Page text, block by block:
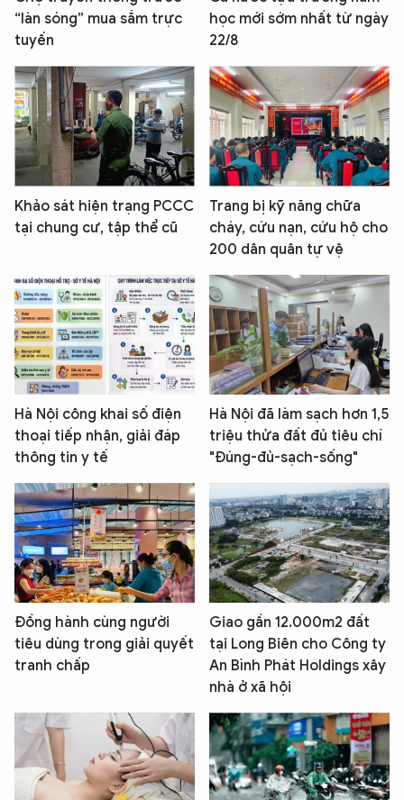
“làn sóng” mua sắm trực
tuyến
học mới sớm nhất từ ngày
22/8
Khảo sát hiện trạng PCCC
tại chung cư, tập thể cũ
Trang bị kỹ năng chữa
cháy, cứu nạn, cứu hộ cho
200 dân quân tự vệ
Hà Nội công khai số điện
thoại tiếp nhận, giải đáp
thông tin y tế
Hà Nội đã làm sạch hơn 1,5
triệu thửa đất đủ tiêu chí
"Đúng-đủ-sạch-sống"
Đồng hành cùng người
tiêu dùng trong giải quyết
tranh chấp
Giao gần 12.000m2 đất
tại Long Biên cho Công ty
An Bình Phát Holdings xây
nhà ở xã hội